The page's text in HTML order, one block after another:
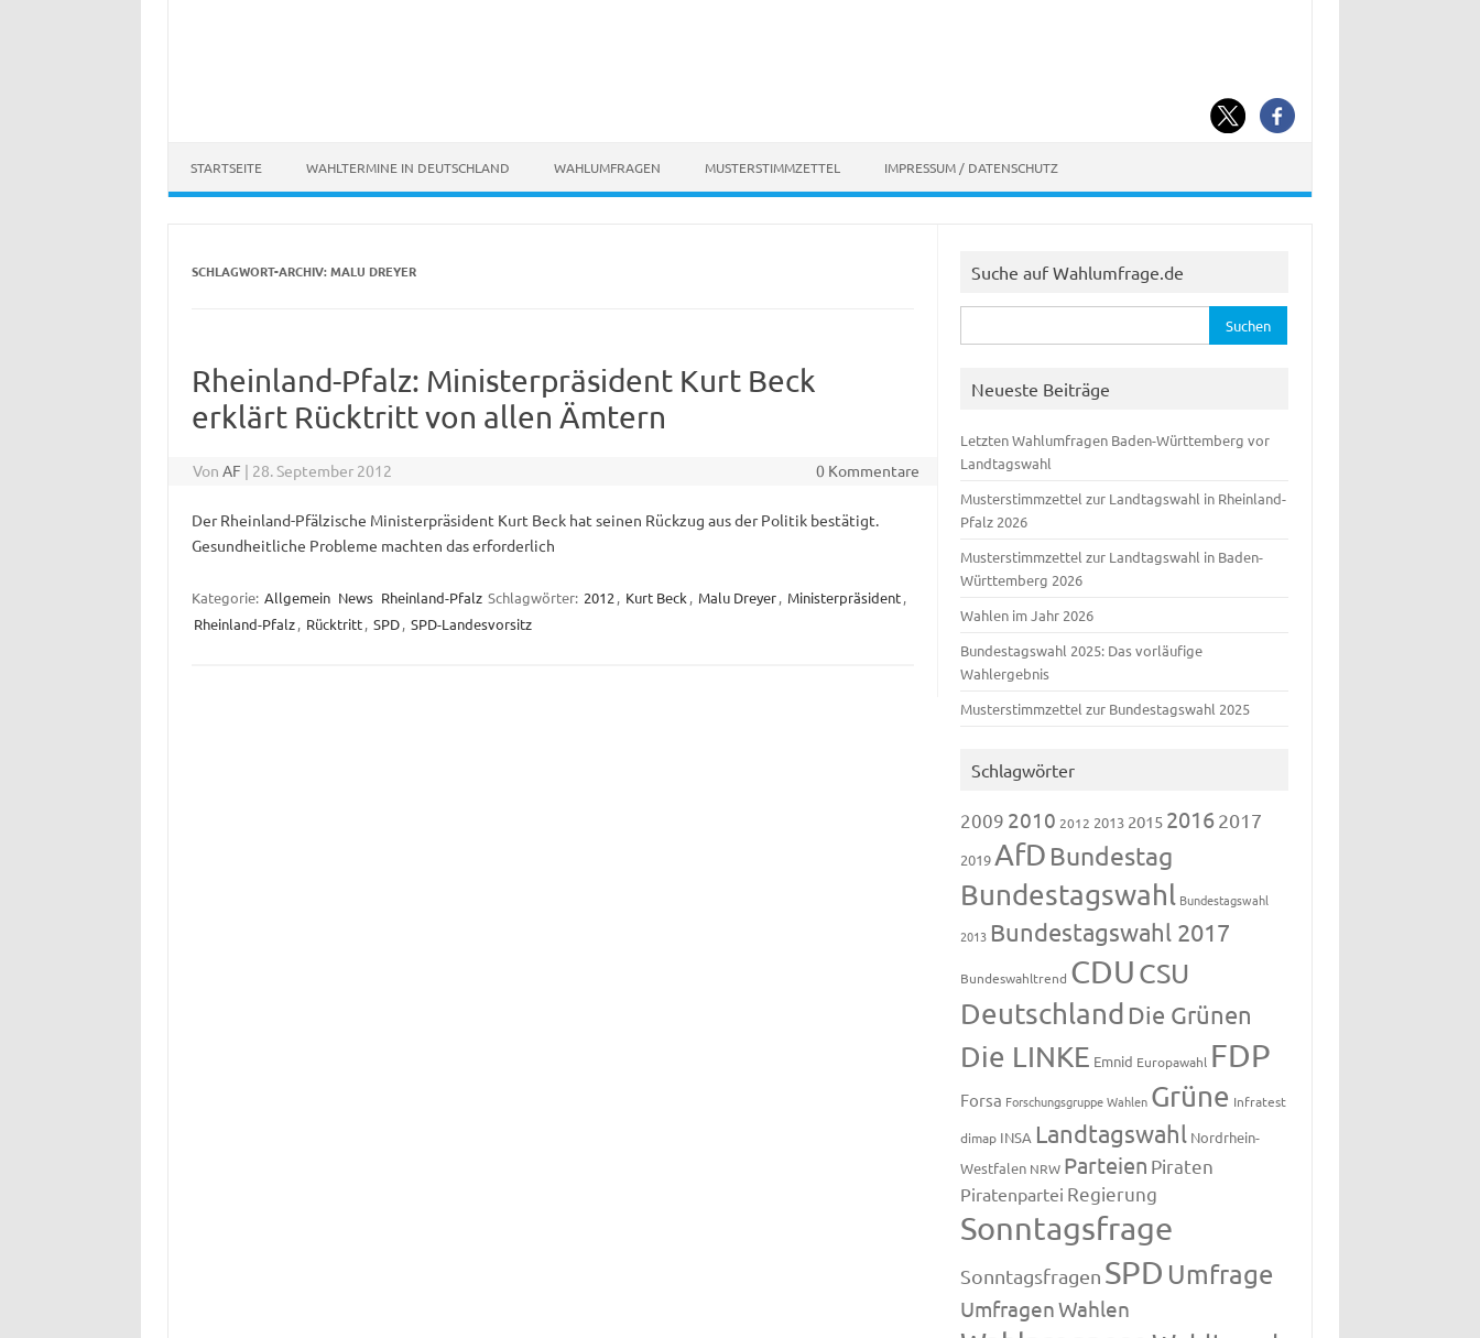
STARTSEITE WAHLTERMINE IN DEUTSCHLAND WAHLUMFRAGEN MUSTERSTIMMZETTEL IMPRESSUM / DATENSCHUTZ
SCHLAGWORT-ARCHIV:MALU DREYER
Rheinland-Pfalz: Ministerpräsident Kurt Beck
erklärt Rücktritt von allen Ämtern
VonAF | 28. September 2012 0 Kommentare
Der Rheinland-Pfälzische Ministerpräsident Kurt Beck hat seinen Rückzug aus der Politik bestätigt.
Gesundheitliche Probleme machten das erforderlich
Kategorie: Allgemein News Rheinland-Pfalz Schlagwörter: 2012 , Kurt Beck , Malu Dreyer, Ministerpräsident,
Rheinland-Pfalz, Rücktritt, SPD, SPD-Landesvorsitz
Suche auf Wahlumfrage.de
nach:
Neueste Beiträge
Letzten Wahlumfragen Baden-Württemberg vor
Landtagswahl
Musterstimmzettel zur Landtagswahl in Rheinland-
Pfalz 2026
Musterstimmzettel zur Landtagswahl in Baden-
Württemberg 2026
Wahlen im Jahr 2026
Bundestagswahl 2025: Das vorläufige
Wahlergebnis
Musterstimmzettel zur Bundestagswahl 2025
Schlagwörter
2009 2010 2012 2013 2015 20162017
2019AfD Bundestag
Bundestagswahl Bundestagswahl
2013 Bundestagswahl 2017
Bundeswahltrend CDUCSU
Deutschland Die Grünen
Die LINKE Emnid Europawahl FDP
Forsa Forschungsgruppe Wahlen Grüne Infratest
dimap INSA Landtagswahl Nordrhein-
Westfalen NRW Parteien Piraten
Piratenpartei Regierung
Sonntagsfrage
Sonntagsfragen SPD Umfrage
UmfragenWahlen